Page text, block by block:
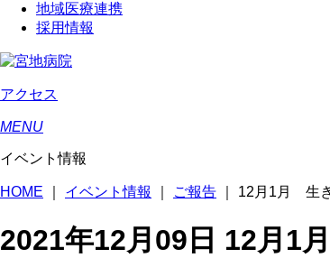
地域医療連携
採用情報
アクセス
MENU
イベント情報
HOME イベント情報 ご報告 12月1月 生
2021年12月09日 12月1